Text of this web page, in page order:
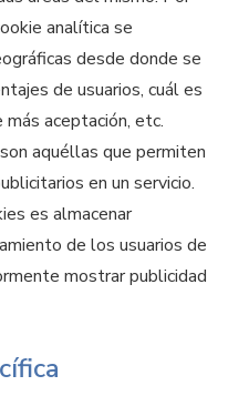
analítica se
desde donde se
de usuarios, cuál es
aceptación, etc.
aquéllas que permiten
en un servicio.
es almacenar
de los usuarios de
mostrar publicidad